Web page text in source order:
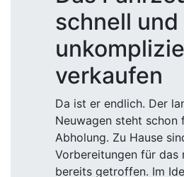
schnell und
verkaufen
Da ist er endlich. Der
Neuwagen steht schon
Abholung. Zu Hause
Vorbereitungen für das
bereits getroffen. Im